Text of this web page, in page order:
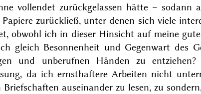
vollendet zurückgelassen hätte – sodann
zurückließ, unter denen sich viele
obwohl ich in dieser Hinsicht auf meine gute
gleich Besonnenheit und Gegenwart des
und unberufnen Händen zu
da ich ernsthaftere Arbeiten nicht
auseinander zu lesen, zu